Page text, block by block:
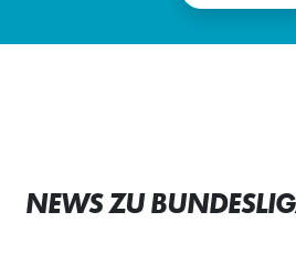
NEWS ZU